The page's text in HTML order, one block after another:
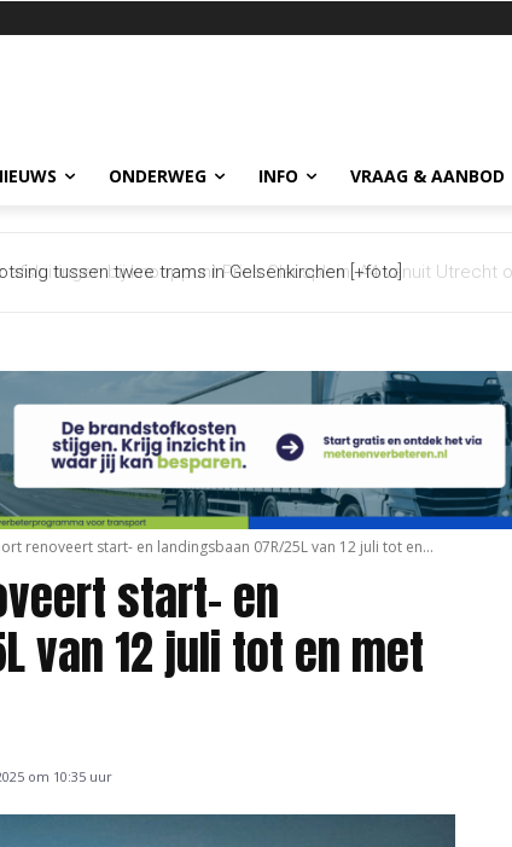
ONDERWEG INFO VRAAG & AANBOD
tussen twee trams in Gelsenkirchen [+foto]
renoveert start- en landingsbaan 07R/25L van 12 juli tot en...
start- en
van 12 juli tot en met
om 10:35 uur